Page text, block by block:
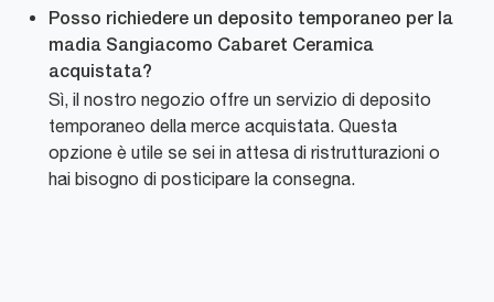
Posso richiedere un deposito temporaneo per la
madia Sangiacomo Cabaret Ceramica
acquistata?
Sì, il nostro negozio offre un servizio di deposito
temporaneo della merce acquistata. Questa
opzione è utile se sei in attesa di ristrutturazioni o
hai bisogno di posticipare la consegna.